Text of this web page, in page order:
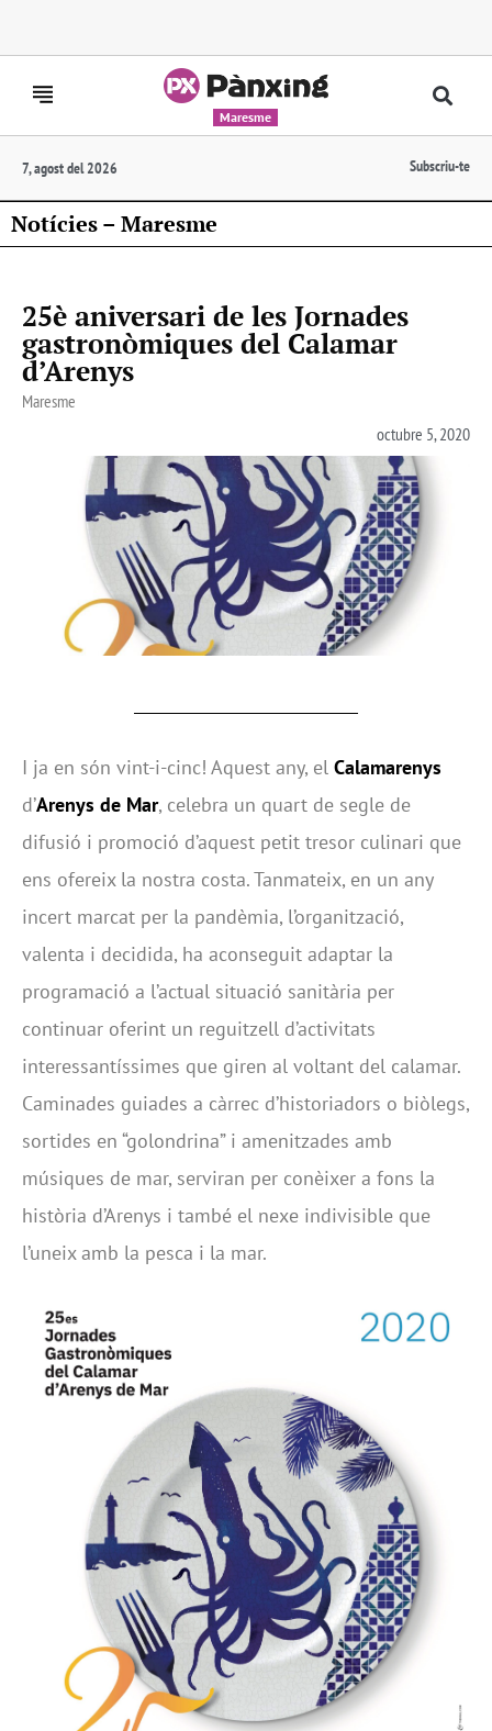
Maresme
7, agost del 2026 Subscriu-te
Notícies – Maresme
25è aniversari de les Jornades
gastronòmiques del Calamar
d’Arenys
Maresme
octubre 5, 2020
I ja en són vint-i-cinc! Aquest any, el Calamarenys
d’Arenys de Mar, celebra un quart de segle de
difusió i promoció d’aquest petit tresor culinari que
ens ofereix la nostra costa. Tanmateix, en un any
incert marcat per la pandèmia, l’organització,
valenta i decidida, ha aconseguit adaptar la
programació a l’actual situació sanitària per
continuar oferint un reguitzell d’activitats
interessantíssimes que giren al voltant del calamar.
Caminades guiades a càrrec d’historiadors o biòlegs,
sortides en “golondrina” i amenitzades amb
músiques de mar, serviran per conèixer a fons la
història d’Arenys i també el nexe indivisible que
l’uneix amb la pesca i la mar.